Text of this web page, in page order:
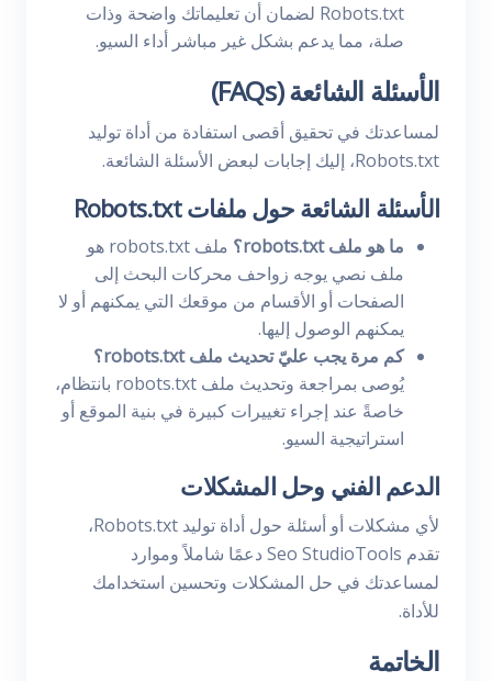
Robots.txt لضمان أن تعليماتك واضحة وذات
صلة، مما يدعم بشكل غير مباشر أداء السيو.
الأسئلة الشائعة (FAQs)
لمساعدتك في تحقيق أقصى استفادة من أداة توليد
Robots.txt، إليك إجابات لبعض الأسئلة الشائعة.
الأسئلة الشائعة حول ملفات Robots.txt
ما هو ملف robots.txt؟
ملف robots.txt هو
ملف نصي يوجه زواحف محركات البحث إلى
الصفحات أو الأقسام من موقعك التي يمكنهم أو لا
يمكنهم الوصول إليها.
كم مرة يجب عليّ تحديث ملف robots.txt؟
يُوصى بمراجعة وتحديث ملف robots.txt بانتظام،
خاصةً عند إجراء تغييرات كبيرة في بنية الموقع أو
استراتيجية السيو.
الدعم الفني وحل المشكلات
لأي مشكلات أو أسئلة حول أداة توليد Robots.txt،
تقدم Seo StudioTools دعمًا شاملاً وموارد
لمساعدتك في حل المشكلات وتحسين استخدامك
للأداة.
الخاتمة